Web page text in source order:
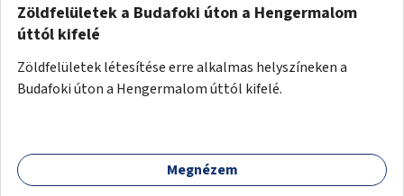
Zöldfelületek a Budafoki úton a Hengermalom
úttól kifelé
Zöldfelületek létesítése erre alkalmas helyszíneken a
Budafoki úton a Hengermalom úttól kifelé.
Megnézem